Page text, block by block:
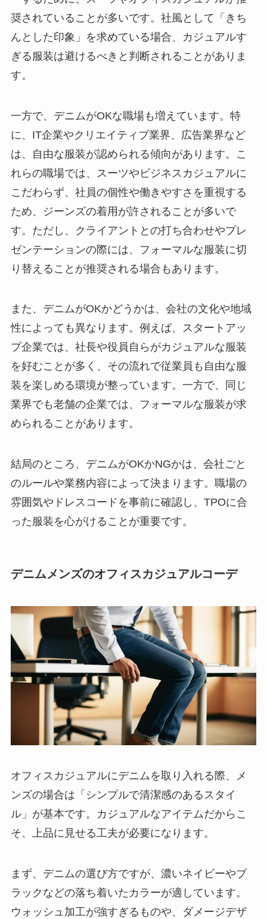
奨されていることが多いです。社風として「きち
んとした印象」を求めている場合、カジュアルす
ぎる服装は避けるべきと判断されることがありま
す。
一方で、デニムがOKな職場も増えています。特
に、IT企業やクリエイティブ業界、広告業界など
は、自由な服装が認められる傾向があります。こ
れらの職場では、スーツやビジネスカジュアルに
こだわらず、社員の個性や働きやすさを重視する
ため、ジーンズの着用が許されることが多いで
す。ただし、クライアントとの打ち合わせやプレ
ゼンテーションの際には、フォーマルな服装に切
り替えることが推奨される場合もあります。
また、デニムがOKかどうかは、会社の文化や地域
性によっても異なります。例えば、スタートアッ
プ企業では、社長や役員自らがカジュアルな服装
を好むことが多く、その流れで従業員も自由な服
装を楽しめる環境が整っています。一方で、同じ
業界でも老舗の企業では、フォーマルな服装が求
められることがあります。
結局のところ、デニムがOKかNGかは、会社ごと
のルールや業務内容によって決まります。職場の
雰囲気やドレスコードを事前に確認し、TPOに合
った服装を心がけることが重要です。
デニムメンズのオフィスカジュアルコーデ
オフィスカジュアルにデニムを取り入れる際、メ
ンズの場合は「シンプルで清潔感のあるスタイ
ル」が基本です。カジュアルなアイテムだからこ
そ、上品に見せる工夫が必要になります。
まず、デニムの選び方ですが、濃いネイビーやブ
ラックなどの落ち着いたカラーが適しています。
ウォッシュ加工が強すぎるものや、ダメージデザ